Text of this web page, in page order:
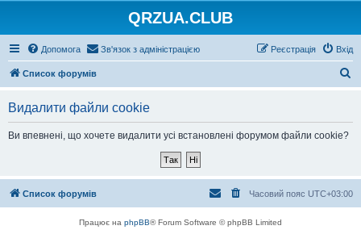
QRZUA.CLUB
Допомога Зв'язок з адміністрацією Вхід
Реєстрація
Список форумів
Видалити файли cookie
Ви впевнені, що хочете видалити усі встановлені форумом файли cookie?
Список форумів Часовий пояс UTC+03:00
Працює на phpBB® Forum Software © phpBB Limited